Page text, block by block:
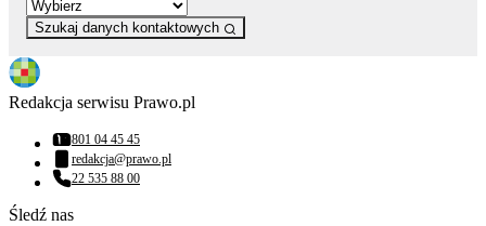
Szukaj danych kontaktowych
Redakcja serwisu Prawo.pl
Numer telefonu:
801 04 45 45
Adres email:
redakcja@prawo.pl
Numer telefonu:
22 535 88 00
Śledź nas